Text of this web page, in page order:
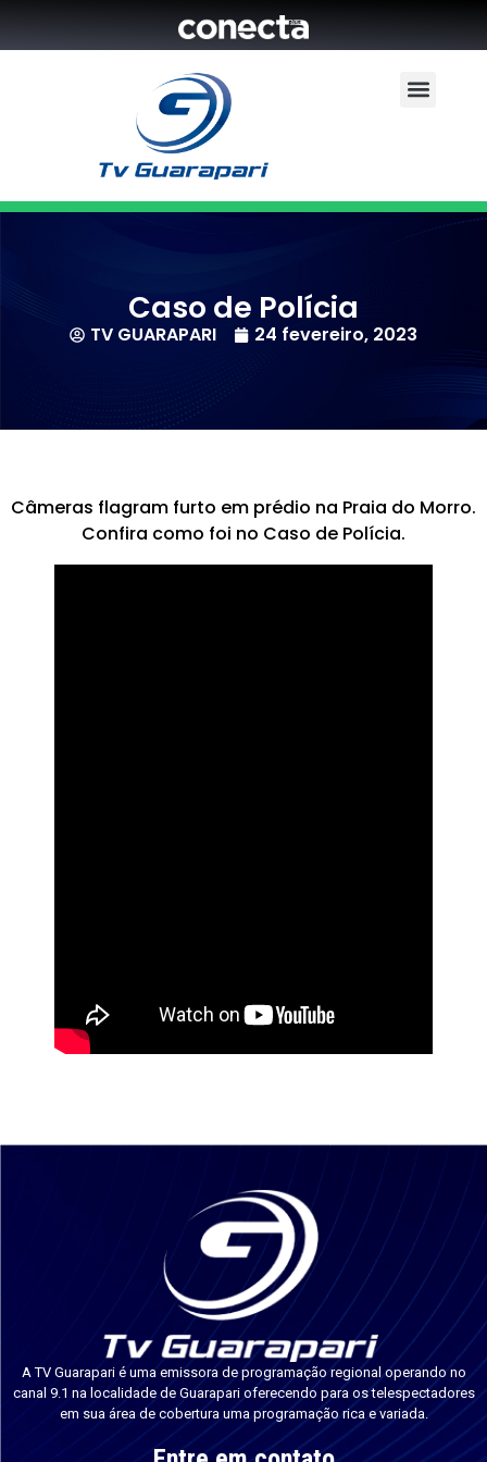
Caso de Polícia
TV GUARAPARI 24 fevereiro, 2023
Câmeras flagram furto em prédio na Praia do Morro.
Confira como foi no Caso de Polícia.
A TV Guarapari é uma emissora de programação regional operando no
canal 9.1 na localidade de Guarapari oferecendo para os telespectadores
em sua área de cobertura uma programação rica e variada.